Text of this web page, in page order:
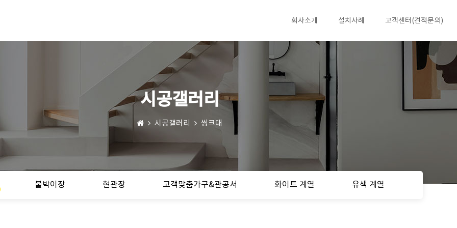
회사소개 설치사례 고객센터(견적문의)
시공갤러리
시공갤러리 씽크대
붙박이장 현관장 고객맞춤가구&관공서 화이트 계열 유색 계열